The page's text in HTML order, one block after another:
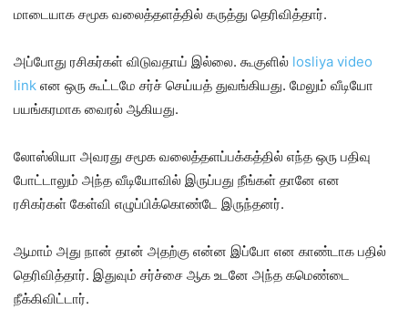
மாடையாக சமூக வலைத்தளத்தில் கருத்து தெரிவித்தார்.
அப்போது ரசிகர்கள் விடுவதாய் இல்லை. கூகுளில் losliya video
link என ஒரு கூட்டமே சர்ச் செய்யத் துவங்கியது. மேலும் வீடியோ
பயங்கரமாக வைரல் ஆகியது.
லோஸ்லியா அவரது சமூக வலைத்தளப்பக்கத்தில் எந்த ஒரு பதிவு
போட்டாலும் அந்த வீடியோவில் இருப்பது நீங்கள் தானே என
ரசிகர்கள் கேள்வி எழுப்பிக்கொண்டே இருந்தனர்.
ஆமாம் அது நான் தான் அதற்கு என்ன இப்போ என காண்டாக பதில்
தெரிவித்தார். இதுவும் சர்ச்சை ஆக உடனே அந்த கமெண்டை
நீக்கிவிட்டார்.